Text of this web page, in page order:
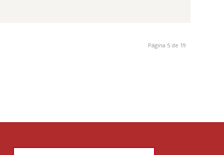
Página 5 de 19